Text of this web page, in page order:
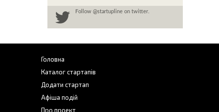
Follow@startupline on twitter.
Головна
Каталог стартапів
Додати стартап
Афіша подій
Про проект